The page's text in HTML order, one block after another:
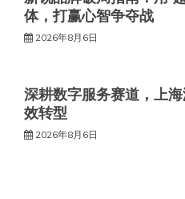
体，打赢心智争夺战
2026年8月6日
深耕数字服务赛道，上
效转型
2026年8月6日